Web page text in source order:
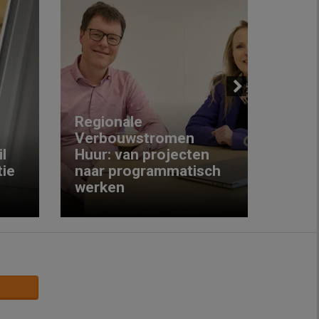
Regionale
Verbouwstromen
Huur: van projecten
naar programmatisch
werken
Next